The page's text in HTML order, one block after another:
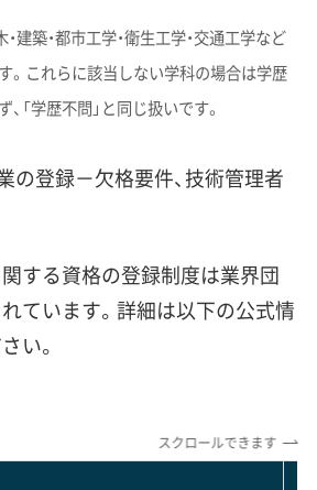
建築・都市工学・衛生工学・交通工学など
。これらに該当しない学科の場合は学歴
「学歴不問」と同じ扱いです。
の登録－欠格要件、技術管理者
する資格の登録制度は業界団
ています。詳細は以下の公式情
い。
スクロールできます